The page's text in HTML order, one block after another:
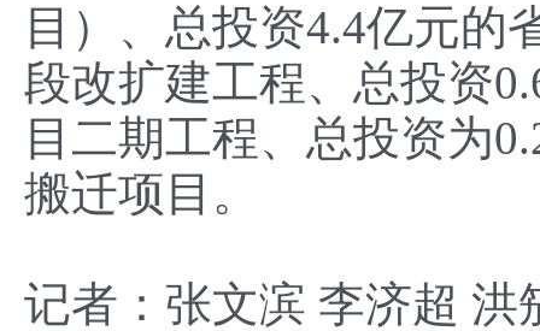
目）、总投资4.4亿元的
段改扩建工程、总投资
目二期工程、总投资为
搬迁项目。
记者： 张文滨 李济超 洪